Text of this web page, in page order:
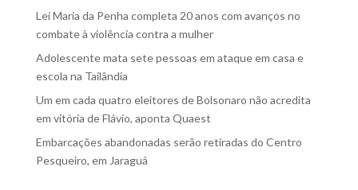
Lei Maria da Penha completa 20 anos com avanços no
combate à violência contra a mulher
Adolescente mata sete pessoas em ataque em casa e
escola na Tailândia
Um em cada quatro eleitores de Bolsonaro não acredita
em vitória de Flávio, aponta Quaest
Embarcações abandonadas serão retiradas do Centro
Pesqueiro, em Jaraguá